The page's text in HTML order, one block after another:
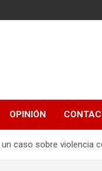
OPINIÓN
caso sobre violencia